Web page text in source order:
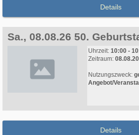
Details
Sa., 08.08.26 50.
Uhrzeit: 10:00 -
Zeitraum:
Nutzungszweck:
Angebot/
Details